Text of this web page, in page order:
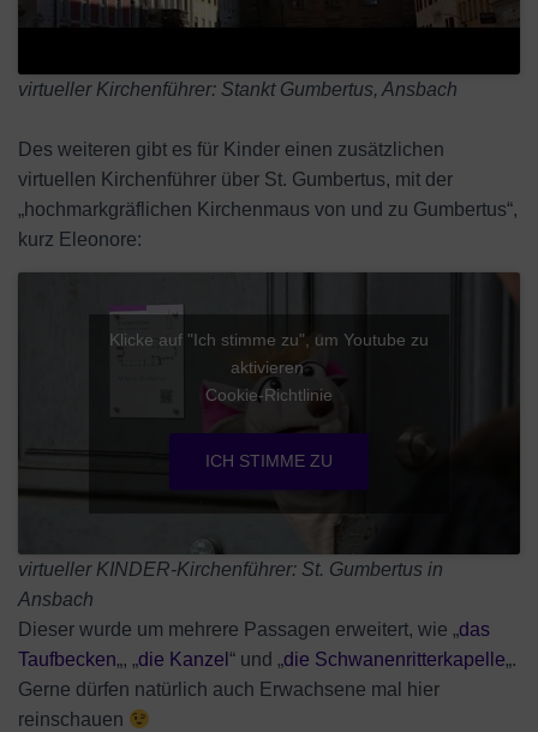
virtueller Kirchenführer: Stankt Gumbertus, Ansbach
Des weiteren gibt es für Kinder einen zusätzlichen
virtuellen Kirchenführer über St. Gumbertus, mit der
„hochmarkgräflichen Kirchenmaus von und zu Gumbertus“,
kurz Eleonore:
Klicke auf "Ich stimme zu", um Youtube zu
aktivieren
Cookie-Richtlinie
ICH STIMME ZU
virtueller KINDER-Kirchenführer: St. Gumbertus in
Ansbach
Dieser wurde um mehrere Passagen erweitert, wie „das
Taufbecken„, „die Kanzel “ und „die Schwanenritterkapelle„.
Gerne dürfen natürlich auch Erwachsene mal hier
reinschauen